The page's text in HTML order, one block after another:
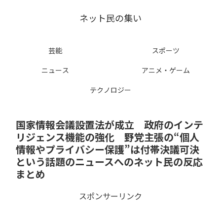
ネット民の集い
芸能
スポーツ
ニュース
アニメ・ゲーム
テクノロジー
国家情報会議設置法が成立 政府のインテ
リジェンス機能の強化 野党主張の“個人
情報やプライバシー保護”は付帯決議可決
という話題のニュースへのネット民の反応
まとめ
スポンサーリンク